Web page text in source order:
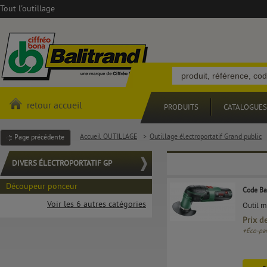
Tout l'outillage
retour accueil PRODUITS CATALOGUES
Page précédente Accueil OUTILLAGE > Outillage électroportatif Grand public
DIVERS ÉLECTROPORTATIF GP
Découpeur ponceur
Voir les 6 autres catégories
Code
Outil
Prix
+Éco-